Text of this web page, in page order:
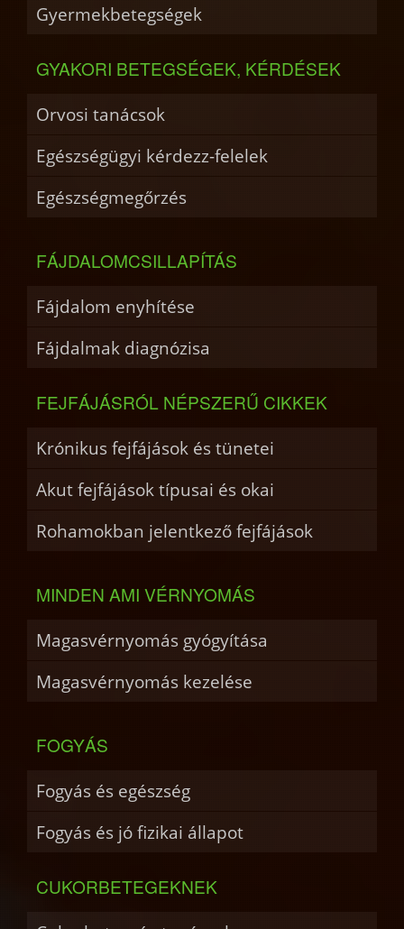
Gyermekbetegségek
GYAKORI BETEGSÉGEK, KÉRDÉSEK
Orvosi tanácsok
Egészségügyi kérdezz-felelek
Egészségmegőrzés
FÁJDALOMCSILLAPÍTÁS
Fájdalom enyhítése
Fájdalmak diagnózisa
FEJFÁJÁSRÓL NÉPSZERŰ CIKKEK
Krónikus fejfájások és tünetei
Akut fejfájások típusai és okai
Rohamokban jelentkező fejfájások
MINDEN AMI VÉRNYOMÁS
Magasvérnyomás gyógyítása
Magasvérnyomás kezelése
FOGYÁS
Fogyás és egészség
Fogyás és jó fizikai állapot
CUKORBETEGEKNEK